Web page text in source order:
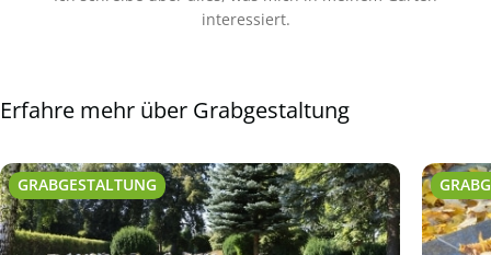
interessiert.
Erfahre mehr über Grabgestaltung
GRABGESTALTUNG